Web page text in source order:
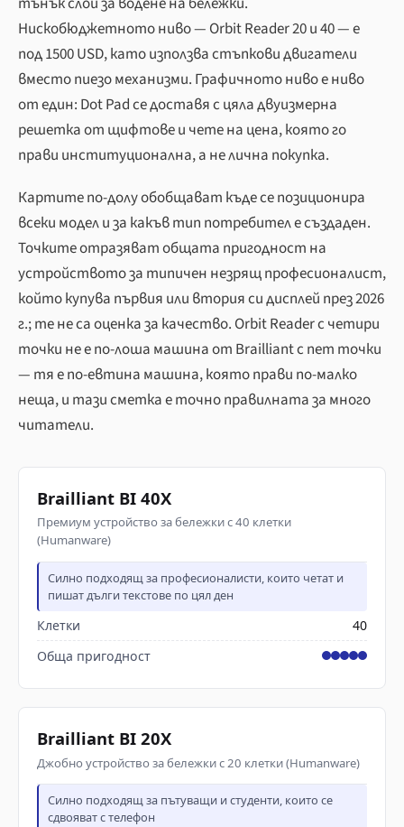
Нискобюджетното ниво — Orbit Reader 20 и 40 — е
под 1500 USD, като използва стъпкови двигатели
вместо пиезо механизми. Графичното ниво е ниво
от един: Dot Pad се доставя с цяла двуизмерна
решетка от щифтове и чете на цена, която го
прави институционална, а не лична покупка.
Картите по-долу обобщават къде се позиционира
всеки модел и за какъв тип потребител е създаден.
Точките отразяват общата пригодност на
устройството за типичен незрящ професионалист,
който купува първия или втория си дисплей през 2026
г.; те не са оценка за качество. Orbit Reader с четири
точки не е по-лоша машина от Brailliant с пет точки
— тя е по-евтина машина, която прави по-малко
неща, и тази сметка е точно правилната за много
читатели.
Brailliant BI 40X
Премиум устройство за бележки с 40 клетки
(Humanware)
Силно подходящ за професионалисти, които четат и
пишат дълги текстове по цял ден
Клетки
40
Обща пригодност
Brailliant BI 20X
Джобно устройство за бележки с 20 клетки (Humanware)
Силно подходящ за пътуващи и студенти, които се
сдвояват с телефон